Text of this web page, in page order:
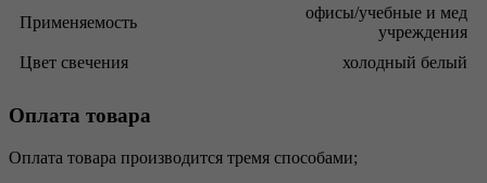
Применяемость
офисы/учебные и мед
учреждения
Цвет свечения
холодный белый
Оплата товара
Оплата товара производится тремя способами;